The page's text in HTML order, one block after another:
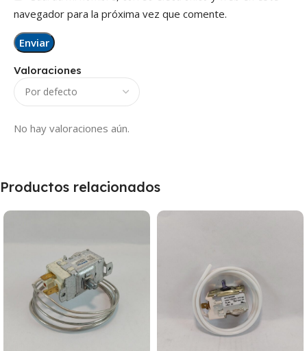
Valoraciones
No hay valoraciones aún.
navegador para la próxima vez que comente.
Productos relacionados